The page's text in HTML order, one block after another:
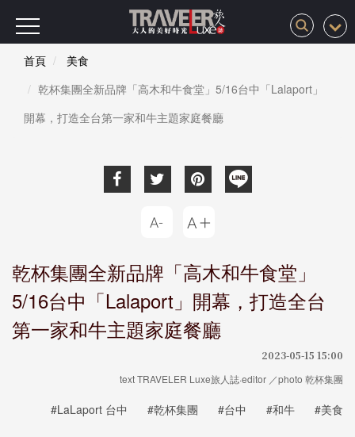
首頁
美食
乾杯集團全新品牌「高木和牛食堂」5/16台中「Lalaport」
開幕，打造全台第一家和牛主題家庭餐廳
乾杯集團全新品牌「高木和牛食堂」
5/16台中「Lalaport」開幕，打造全台
第一家和牛主題家庭餐廳
2023-05-15 15:00
text TRAVELER Luxe旅人誌·editor ／photo 乾杯集團
#LaLaport 台中 #乾杯集團 #台中 #和牛 #美食